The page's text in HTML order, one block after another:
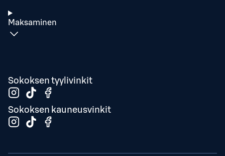
Maksaminen
Sokoksen tyylivinkit
Sokoksen kauneusvinkit